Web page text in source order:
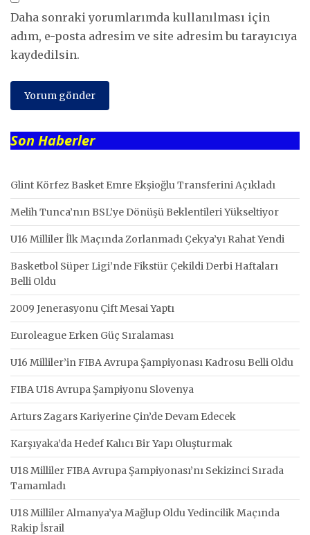
Daha sonraki yorumlarımda kullanılması için
adım, e-posta adresim ve site adresim bu tarayıcıya
kaydedilsin.
Son Haberler
Glint Körfez Basket Emre Ekşioğlu Transferini Açıkladı
Melih Tunca’nın BSL’ye Dönüşü Beklentileri Yükseltiyor
U16 Milliler İlk Maçında Zorlanmadı Çekya’yı Rahat Yendi
Basketbol Süper Ligi’nde Fikstür Çekildi Derbi Haftaları
Belli Oldu
2009 Jenerasyonu Çift Mesai Yaptı
Euroleague Erken Güç Sıralaması
U16 Milliler’in FIBA Avrupa Şampiyonası Kadrosu Belli Oldu
FIBA U18 Avrupa Şampiyonu Slovenya
Arturs Zagars Kariyerine Çin’de Devam Edecek
Karşıyaka’da Hedef Kalıcı Bir Yapı Oluşturmak
U18 Milliler FIBA Avrupa Şampiyonası’nı Sekizinci Sırada
Tamamladı
U18 Milliler Almanya’ya Mağlup Oldu Yedincilik Maçında
Rakip İsrail